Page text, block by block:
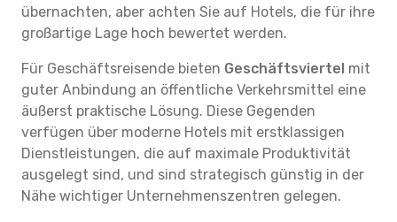
übernachten, aber achten Sie auf Hotels, die für ihre
großartige Lage hoch bewertet werden.
Für Geschäftsreisende bieten Geschäftsviertel mit
guter Anbindung an öffentliche Verkehrsmittel eine
äußerst praktische Lösung. Diese Gegenden
verfügen über moderne Hotels mit erstklassigen
Dienstleistungen, die auf maximale Produktivität
ausgelegt sind, und sind strategisch günstig in der
Nähe wichtiger Unternehmenszentren gelegen.